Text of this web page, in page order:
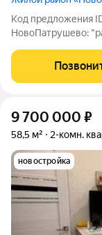
Код предложения
НовоПатрушево:
качественный
санузлах,
9 700 000 ₽
58,5 м² 2-комн.
новостройка